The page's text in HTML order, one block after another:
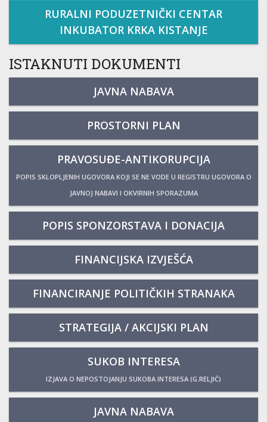
RURALNI PODUZETNIČKI CENTAR
INKUBATOR KRKA KISTANJE
ISTAKNUTI DOKUMENTI
JAVNA NABAVA
PROSTORNI PLAN
PRAVOSUĐE-ANTIKORUPCIJA
POPIS SKLOPLJENIH UGOVORA KOJI SE NE VODE U REGISTRU UGOVORA O
JAVNOJ NABAVI I OKVIRNIH SPORAZUMA
POPIS SPONZORSTAVA I DONACIJA
FINANCIJSKA IZVJEŠĆA
FINANCIRANJE POLITIČKIH STRANAKA
STRATEGIJA / AKCIJSKI PLAN
SUKOB INTERESA
IZJAVA O NEPOSTOJANJU SUKOBA INTERESA (G.RELJIĆ)
JAVNA NABAVA